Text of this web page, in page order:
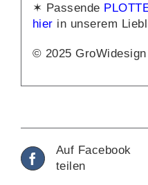
✶ Passende
hier in unserem
© 2025 GroWidesign
Auf Facebook
teilen